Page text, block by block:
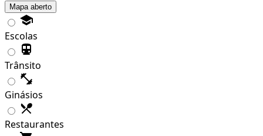
Mapa aberto
Escolas
Trânsito
Ginásios
Restaurantes